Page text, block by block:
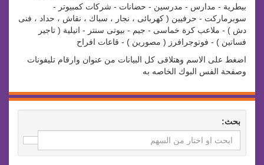
بيطرية - مدارس - مدرسين - حضانات - شركات كمبيوتر -
سوبرماركت - حرفيين ( كهربائى ، نجار ، سباك ، نقاش ، حداد ، فنى
دش ) - ملاعب كرة خماسى - جيم - بيوتى سنتر - اتيلية ( تاجير
فساتين ) - فوتوجرافرز ( مصورين ) - قاعات افراح
اضغط على الاسم وهتلاقى كل البيانات من عنوان وارقام تليفونات
وصفحة الفس البوك الخاصه به
بحث: